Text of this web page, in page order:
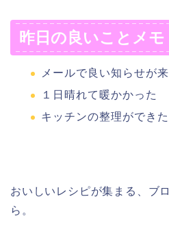
昨日の良いことメモ
メールで良い知らせが
１日晴れて暖かかった
キッチンの整理ができた
おいしいレシピが集まる、ブ
ら。